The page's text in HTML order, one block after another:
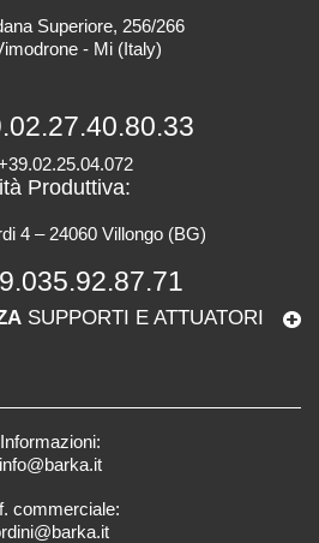
Superiore, 256/266
- Mi (Italy)
Produttiva:
4 – 24060 Villongo (BG)
SUPPORTI E ATTUATORI
Informazioni:
info@barka.it
commerciale: